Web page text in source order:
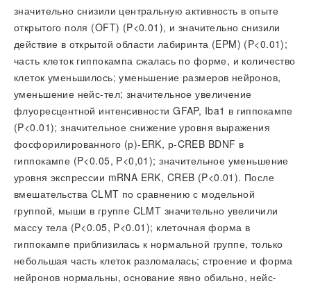
значительно снизили центральную активность в опыте
открытого поля (OFT) (P<0.01), и значительно снизили
действие в открытой области лабиринта (EPM) (P<0.01);
часть клеток гиппокампа сжалась по форме, и количество
клеток уменьшилось; уменьшение размеров нейронов,
уменьшение нейс-тел; значительное увеличение
флуоресцентной интенсивности GFAP, Iba1 в гиппокампе
(P<0.01); значительное снижение уровня выражения
фосфорилированного (р)-ERK, р-CREB BDNF в
гиппокампе (P<0.05, P<0,01); значительное уменьшение
уровня экспрессии mRNA ERK, CREB (P<0.01). После
вмешательства CLMT по сравнению с модельной
группой, мыши в группе CLMT значительно увеличили
массу тела (P<0.05, P<0.01); клеточная форма в
гиппокампе приблизилась к нормальной группе, только
небольшая часть клеток разломалась; строение и форма
нейронов нормальны, основание явно обильно, нейс-